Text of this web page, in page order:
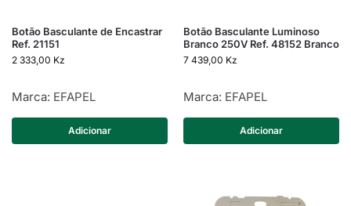
Botão Basculante de Encastrar
Ref. 21151
2 333,00 Kz
Marca: EFAPEL
Adicionar
Botão Basculante Luminoso
Branco 250V Ref. 48152 Branco
7 439,00 Kz
Marca: EFAPEL
Adicionar